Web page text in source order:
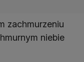
zachmurzeniu
niebie